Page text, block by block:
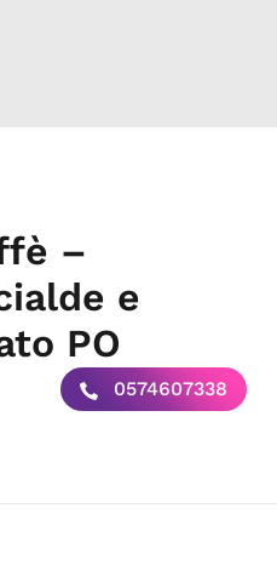
–
e
PO
0574607338